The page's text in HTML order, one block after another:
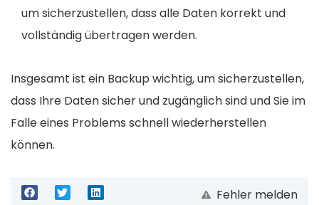
um sicherzustellen, dass alle Daten korrekt und
vollständig übertragen werden.
Insgesamt ist ein Backup wichtig, um sicherzustellen,
dass Ihre Daten sicher und zugänglich sind und Sie im
Falle eines Problems schnell wiederherstellen
können.
Fehler melden